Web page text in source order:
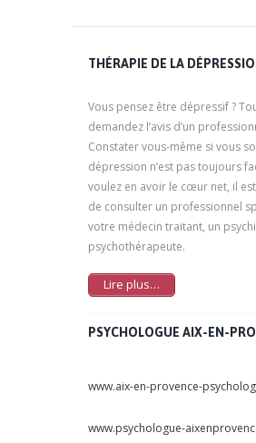
THÉRAPIE DE LA
Vous pensez être dépressif ?
demandez l’avis d’un
Constater vous-même si vous
dépression n’est pas toujours
voulez en avoir le cœur net, il
de consulter un professionnel
votre médecin traitant, un
psychothérapeute.
Lire plus…
PSYCHOLOGUE AIX-EN-
www.aix-en-provence-
www.psychologue-